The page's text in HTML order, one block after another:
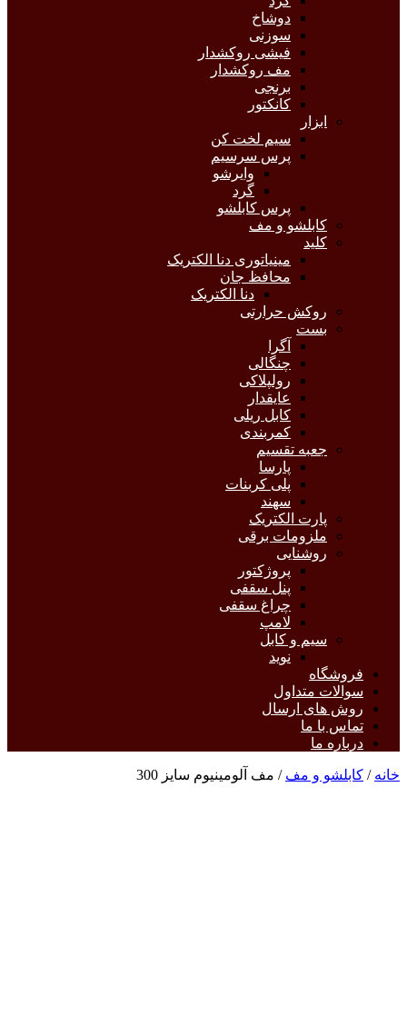
دوشاخ
سوزنی
فیشی روکشدار
مف روکشدار
برنجی
کانکتور
ابزار
سیم لخت کن
پرس سرسیم
وایرشو
گرد
پرس کابلشو
کابلشو و مف
کلید
مینیاتوری دنا الکتریک
محافظ جان
دنا الکتریک
روکش حرارتی
بست
آگرا
چنگالی
رولپلاکی
عایقدار
کابل ریلی
کمربندی
جعبه تقسیم
پارسا
پلی کربنات
سهند
پارت الکتریک
ملزومات برقی
روشنایی
پروژکتور
پنل سقفی
چراغ سقفی
لامپ
سیم و کابل
نوید
فروشگاه
سوالات متداول
روش های ارسال
تماس با ما
درباره ما
خانه / کابلشو و مف / مف آلومینیوم سایز 300